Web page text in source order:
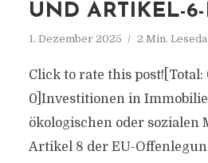
UND ARTIKEL-
1. Dezember 2025 2 Min.
Click to rate this post![Total:
0]Investitionen in
ökologischen oder sozialen
Artikel 8 der EU-